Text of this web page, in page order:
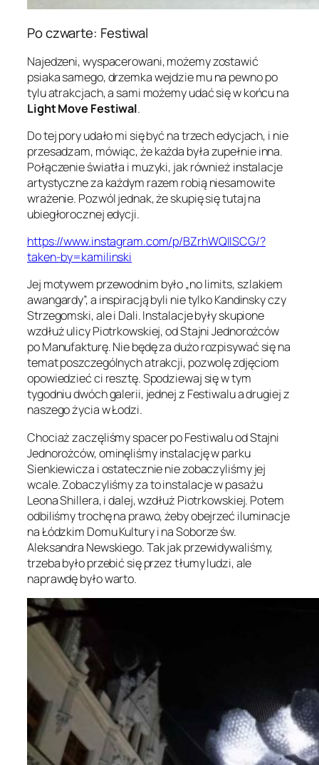
Po czwarte: Festiwal
Najedzeni, wyspacerowani, możemy zostawić
psiaka samego, drzemka wejdzie mu na pewno po
tylu atrakcjach, a sami możemy udać się w końcu na
Light Move Festiwal.
Do tej pory udało mi się być na trzech edycjach, i nie
przesadzam, mówiąc, że każda była zupełnie inna.
Połączenie światła i muzyki, jak również instalacje
artystyczne za każdym razem robią niesamowite
wrażenie. Pozwól jednak, że skupię się tutaj na
ubiegłorocznej edycji.
https://www.instagram.com/p/BZrhWQIlSCG/?
taken-by=kamilinski
Jej motywem przewodnim było „no limits, szlakiem
awangardy”, a inspiracją byli nie tylko Kandinsky czy
Strzegomski, ale i Dali. Instalacje były skupione
wzdłuż ulicy Piotrkowskiej, od Stajni Jednorożców
po Manufakturę. Nie będę za dużo rozpisywać się na
temat poszczególnych atrakcji, pozwolę zdjęciom
opowiedzieć ci resztę. Spodziewaj się w tym
tygodniu dwóch galerii, jednej z Festiwalu a drugiej z
naszego życia w Łodzi.
Chociaż zaczęliśmy spacer po Festiwalu od Stajni
Jednorożców, ominęliśmy instalację w parku
Sienkiewicza i ostatecznie nie zobaczyliśmy jej
wcale. Zobaczyliśmy za to instalacje w pasażu
Leona Shillera, i dalej, wzdłuż Piotrkowskiej. Potem
odbiliśmy trochę na prawo, żeby obejrzeć iluminacje
na Łódzkim Domu Kultury i na Soborze św.
Aleksandra Newskiego. Tak jak przewidywaliśmy,
trzeba było przebić się przez tłumy ludzi, ale
naprawdę było warto.